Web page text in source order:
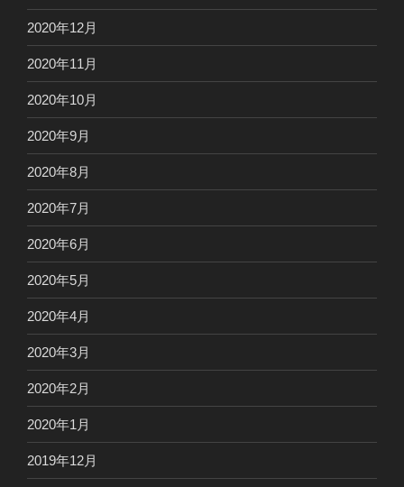
2020年12月
2020年11月
2020年10月
2020年9月
2020年8月
2020年7月
2020年6月
2020年5月
2020年4月
2020年3月
2020年2月
2020年1月
2019年12月